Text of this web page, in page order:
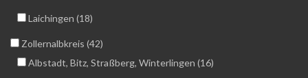
Laichingen (18)
Zollernalbkreis (42)
Albstadt, Bitz, Straßberg, Winterlingen (16)